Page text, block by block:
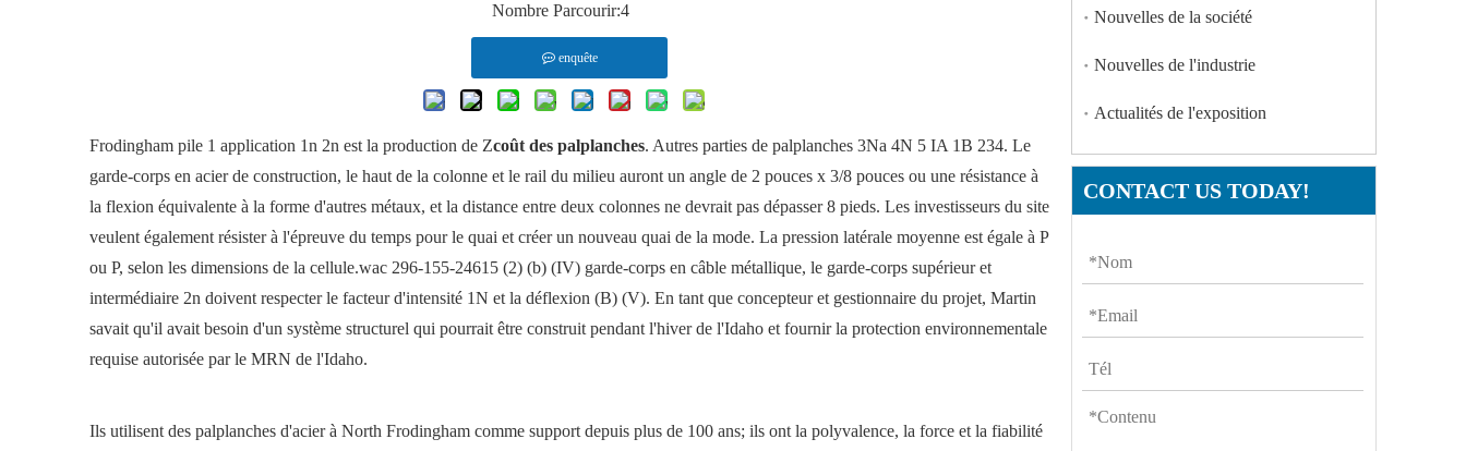
Nombre Parcourir:4
enquête
Frodingham pile 1 application 1n 2n est la production de Zcoût des palplanches. Autres parties de palplanches 3Na 4N 5 IA 1B 234. Le
garde-corps en acier de construction, le haut de la colonne et le rail du milieu auront un angle de 2 pouces x 3/8 pouces ou une résistance à
la flexion équivalente à la forme d'autres métaux, et la distance entre deux colonnes ne devrait pas dépasser 8 pieds. Les investisseurs du site
veulent également résister à l'épreuve du temps pour le quai et créer un nouveau quai de la mode. La pression latérale moyenne est égale à P
ou P, selon les dimensions de la cellule.wac 296-155-24615 (2) (b) (IV) garde-corps en câble métallique, le garde-corps supérieur et
intermédiaire 2n doivent respecter le facteur d'intensité 1N et la déflexion (B) (V). En tant que concepteur et gestionnaire du projet, Martin
savait qu'il avait besoin d'un système structurel qui pourrait être construit pendant l'hiver de l'Idaho et fournir la protection environnementale
requise autorisée par le MRN de l'Idaho.
Ils utilisent des palplanches d'acier à North Frodingham comme support depuis plus de 100 ans; ils ont la polyvalence, la force et la fiabilité
Nouvelles de la société
Nouvelles de l'industrie
Actualités de l'exposition
CONTACT US TODAY!